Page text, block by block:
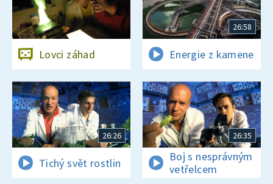
Lovci záhad
26:58
Energie z kamene
26:26
Tichý svět rostlin
26:35
Boj s nesprávným
vetřelcem